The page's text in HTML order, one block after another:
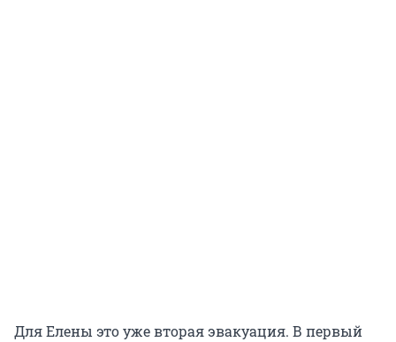
Для Елены это уже вторая эвакуация. В первый